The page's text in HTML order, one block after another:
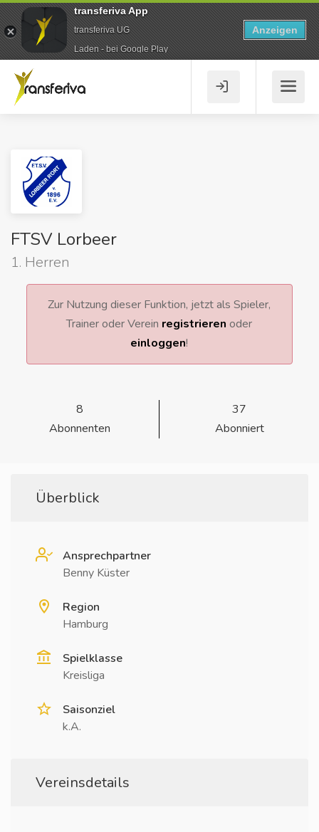
FTSV Lorbeer
1. Herren
Zur Nutzung dieser Funktion, jetzt als Spieler,
Trainer oder Verein registrieren oder
einloggen!
8
Abonnenten
37
Abonniert
Überblick
Ansprechpartner
Benny Küster
Region
Hamburg
Spielklasse
Kreisliga
Saisonziel
k.A.
Vereinsdetails
transferiva App
transferiva UG
Laden - bei Google Play
Anzeigen